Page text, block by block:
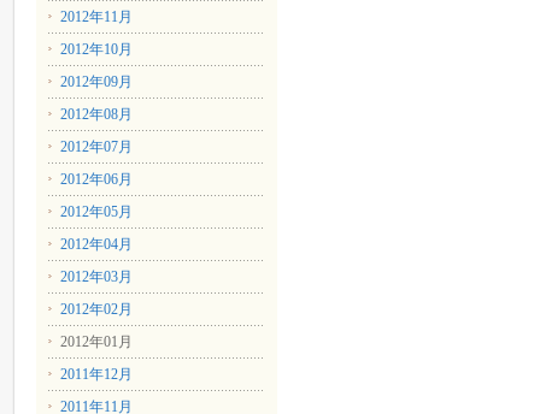
2012年11月
2012年10月
2012年09月
2012年08月
2012年07月
2012年06月
2012年05月
2012年04月
2012年03月
2012年02月
2012年01月
2011年12月
2011年11月